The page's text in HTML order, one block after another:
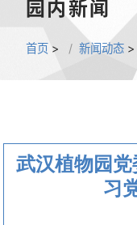
园内新闻
首页 > 新闻动态 >
武汉植物园
习